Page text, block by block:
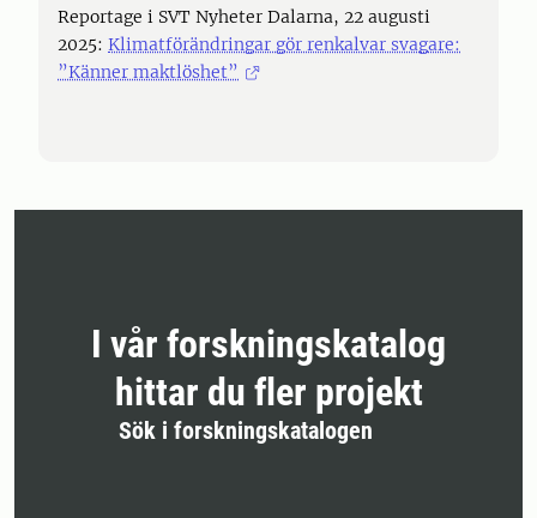
Reportage i SVT Nyheter Dalarna, 22 augusti
2025: Klimatförändringar gör renkalvar svagare:
”Känner maktlöshet”
I vår forskningskatalog
hittar du fler projekt
Sök i forskningskatalogen